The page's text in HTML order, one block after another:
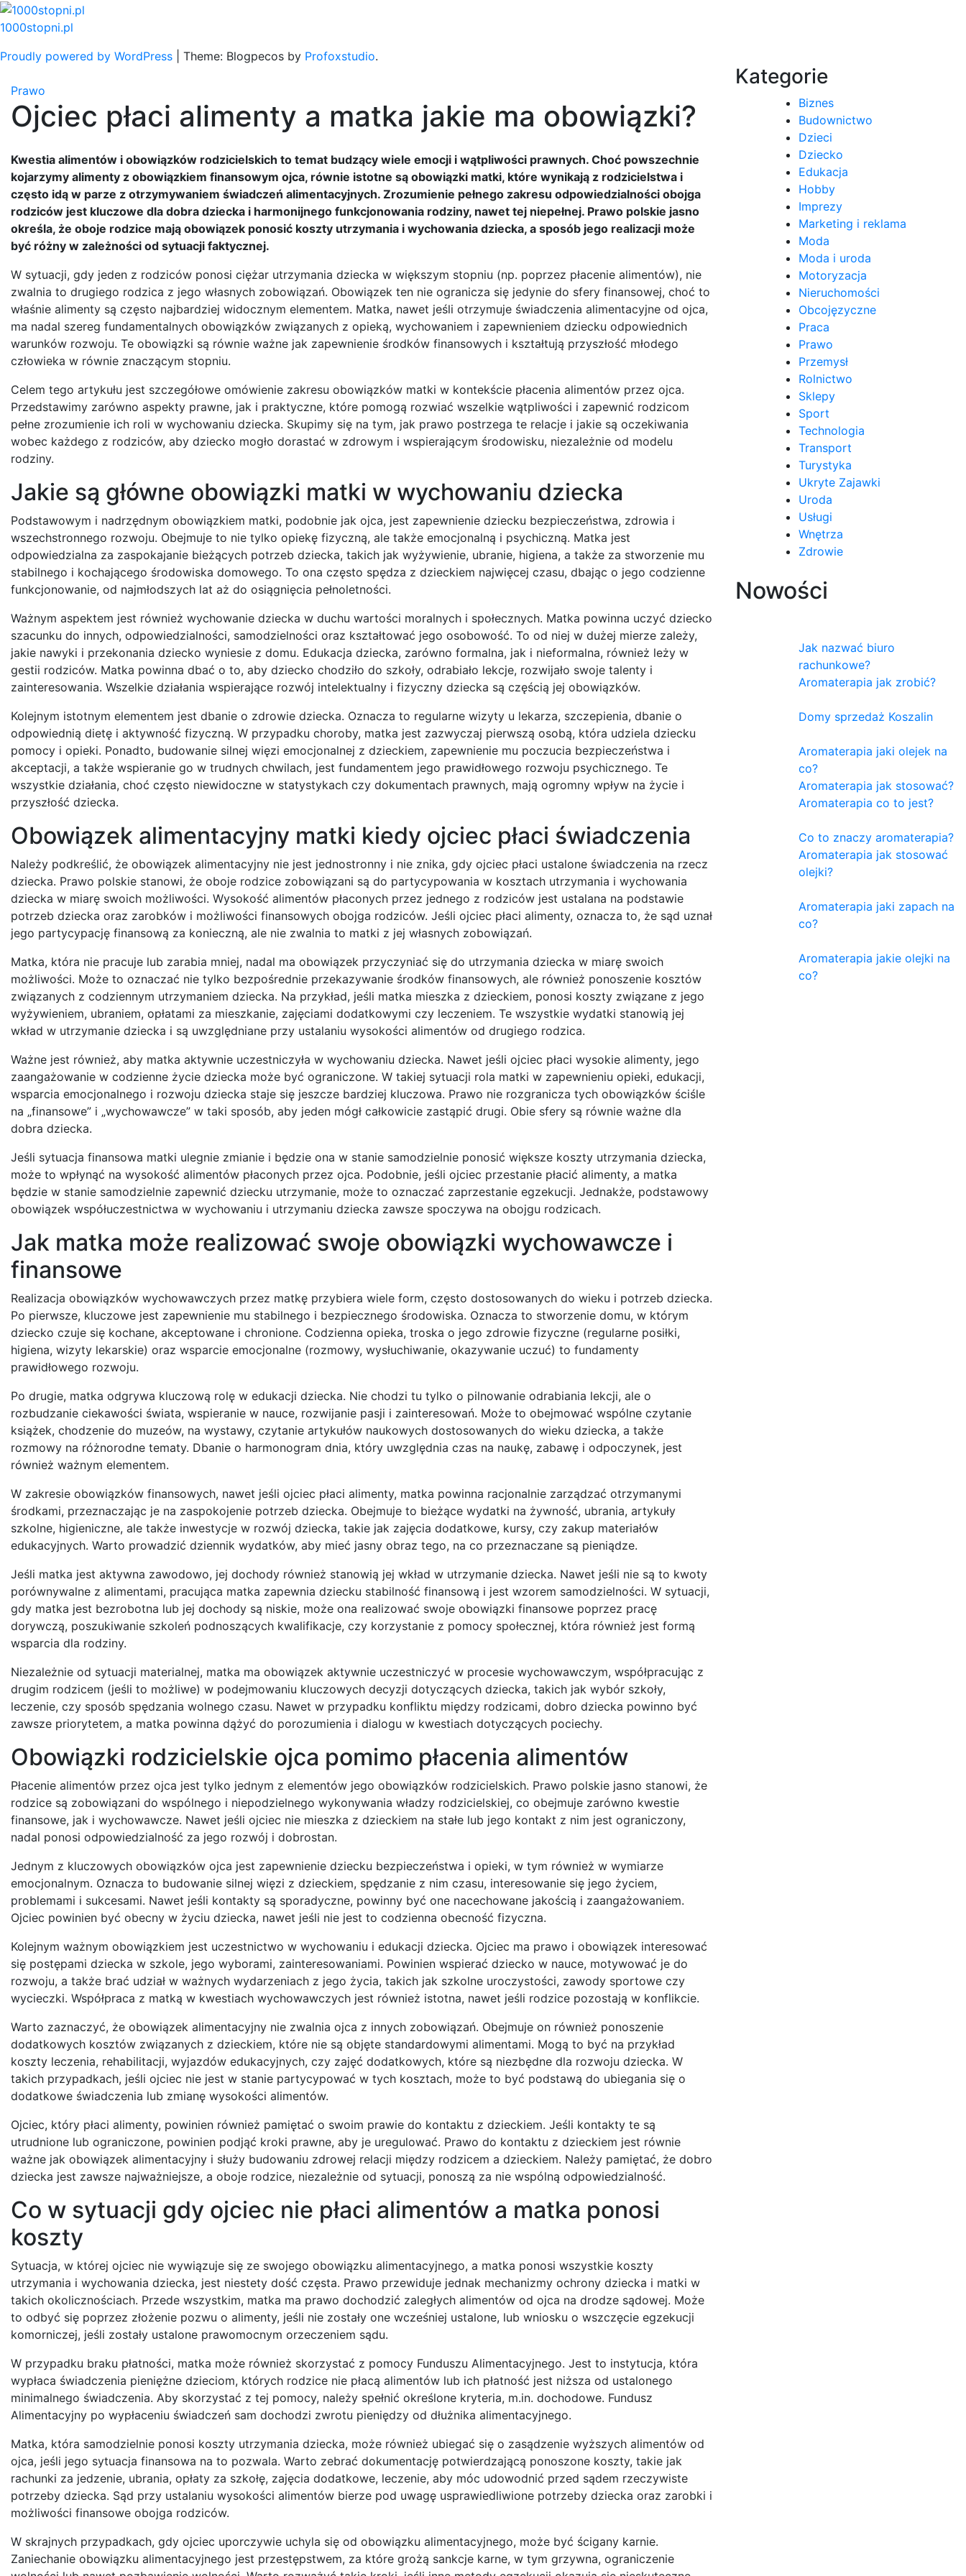
Skip
to
1000stopni.pl
Proudly powered by WordPress
Theme: Blogpecos by Profoxstudio.
Prawo
Ojciec płaci alimenty a matka jakie ma obowiązki?
Kwestia alimentów i obowiązków rodzicielskich to temat budzący wiele emocji i wątpliwości prawnych. Choć powszechnie
kojarzymy alimenty z obowiązkiem finansowym ojca, równie istotne są obowiązki matki, które wynikają z rodzicielstwa i
często idą w parze z otrzymywaniem świadczeń alimentacyjnych. Zrozumienie pełnego zakresu odpowiedzialności obojga
rodziców jest kluczowe dla dobra dziecka i harmonijnego funkcjonowania rodziny, nawet tej niepełnej. Prawo polskie jasno
określa, że oboje rodzice mają obowiązek ponosić koszty utrzymania i wychowania dziecka, a sposób jego realizacji może
być różny w zależności od sytuacji faktycznej.
W sytuacji, gdy jeden z rodziców ponosi ciężar utrzymania dziecka w większym stopniu (np. poprzez płacenie alimentów), nie
zwalnia to drugiego rodzica z jego własnych zobowiązań. Obowiązek ten nie ogranicza się jedynie do sfery finansowej, choć to
właśnie alimenty są często najbardziej widocznym elementem. Matka, nawet jeśli otrzymuje świadczenia alimentacyjne od ojca,
ma nadal szereg fundamentalnych obowiązków związanych z opieką, wychowaniem i zapewnieniem dziecku odpowiednich
warunków rozwoju. Te obowiązki są równie ważne jak zapewnienie środków finansowych i kształtują przyszłość młodego
człowieka w równie znaczącym stopniu.
Celem tego artykułu jest szczegółowe omówienie zakresu obowiązków matki w kontekście płacenia alimentów przez ojca.
Przedstawimy zarówno aspekty prawne, jak i praktyczne, które pomogą rozwiać wszelkie wątpliwości i zapewnić rodzicom
pełne zrozumienie ich roli w wychowaniu dziecka. Skupimy się na tym, jak prawo postrzega te relacje i jakie są oczekiwania
wobec każdego z rodziców, aby dziecko mogło dorastać w zdrowym i wspierającym środowisku, niezależnie od modelu
rodziny.
Jakie są główne obowiązki matki w wychowaniu dziecka
Podstawowym i nadrzędnym obowiązkiem matki, podobnie jak ojca, jest zapewnienie dziecku bezpieczeństwa, zdrowia i
wszechstronnego rozwoju. Obejmuje to nie tylko opiekę fizyczną, ale także emocjonalną i psychiczną. Matka jest
odpowiedzialna za zaspokajanie bieżących potrzeb dziecka, takich jak wyżywienie, ubranie, higiena, a także za stworzenie mu
stabilnego i kochającego środowiska domowego. To ona często spędza z dzieckiem najwięcej czasu, dbając o jego codzienne
funkcjonowanie, od najmłodszych lat aż do osiągnięcia pełnoletności.
Ważnym aspektem jest również wychowanie dziecka w duchu wartości moralnych i społecznych. Matka powinna uczyć dziecko
szacunku do innych, odpowiedzialności, samodzielności oraz kształtować jego osobowość. To od niej w dużej mierze zależy,
jakie nawyki i przekonania dziecko wyniesie z domu. Edukacja dziecka, zarówno formalna, jak i nieformalna, również leży w
gestii rodziców. Matka powinna dbać o to, aby dziecko chodziło do szkoły, odrabiało lekcje, rozwijało swoje talenty i
zainteresowania. Wszelkie działania wspierające rozwój intelektualny i fizyczny dziecka są częścią jej obowiązków.
Kolejnym istotnym elementem jest dbanie o zdrowie dziecka. Oznacza to regularne wizyty u lekarza, szczepienia, dbanie o
odpowiednią dietę i aktywność fizyczną. W przypadku choroby, matka jest zazwyczaj pierwszą osobą, która udziela dziecku
pomocy i opieki. Ponadto, budowanie silnej więzi emocjonalnej z dzieckiem, zapewnienie mu poczucia bezpieczeństwa i
akceptacji, a także wspieranie go w trudnych chwilach, jest fundamentem jego prawidłowego rozwoju psychicznego. Te
wszystkie działania, choć często niewidoczne w statystykach czy dokumentach prawnych, mają ogromny wpływ na życie i
przyszłość dziecka.
Obowiązek alimentacyjny matki kiedy ojciec płaci świadczenia
Należy podkreślić, że obowiązek alimentacyjny nie jest jednostronny i nie znika, gdy ojciec płaci ustalone świadczenia na rzecz
dziecka. Prawo polskie stanowi, że oboje rodzice zobowiązani są do partycypowania w kosztach utrzymania i wychowania
dziecka w miarę swoich możliwości. Wysokość alimentów płaconych przez jednego z rodziców jest ustalana na podstawie
potrzeb dziecka oraz zarobków i możliwości finansowych obojga rodziców. Jeśli ojciec płaci alimenty, oznacza to, że sąd uznał
jego partycypację finansową za konieczną, ale nie zwalnia to matki z jej własnych zobowiązań.
Matka, która nie pracuje lub zarabia mniej, nadal ma obowiązek przyczyniać się do utrzymania dziecka w miarę swoich
możliwości. Może to oznaczać nie tylko bezpośrednie przekazywanie środków finansowych, ale również ponoszenie kosztów
związanych z codziennym utrzymaniem dziecka. Na przykład, jeśli matka mieszka z dzieckiem, ponosi koszty związane z jego
wyżywieniem, ubraniem, opłatami za mieszkanie, zajęciami dodatkowymi czy leczeniem. Te wszystkie wydatki stanowią jej
wkład w utrzymanie dziecka i są uwzględniane przy ustalaniu wysokości alimentów od drugiego rodzica.
Ważne jest również, aby matka aktywnie uczestniczyła w wychowaniu dziecka. Nawet jeśli ojciec płaci wysokie alimenty, jego
zaangażowanie w codzienne życie dziecka może być ograniczone. W takiej sytuacji rola matki w zapewnieniu opieki, edukacji,
wsparcia emocjonalnego i rozwoju dziecka staje się jeszcze bardziej kluczowa. Prawo nie rozgranicza tych obowiązków ściśle
na „finansowe” i „wychowawcze” w taki sposób, aby jeden mógł całkowicie zastąpić drugi. Obie sfery są równie ważne dla
dobra dziecka.
Jeśli sytuacja finansowa matki ulegnie zmianie i będzie ona w stanie samodzielnie ponosić większe koszty utrzymania dziecka,
może to wpłynąć na wysokość alimentów płaconych przez ojca. Podobnie, jeśli ojciec przestanie płacić alimenty, a matka
będzie w stanie samodzielnie zapewnić dziecku utrzymanie, może to oznaczać zaprzestanie egzekucji. Jednakże, podstawowy
obowiązek współuczestnictwa w wychowaniu i utrzymaniu dziecka zawsze spoczywa na obojgu rodzicach.
Jak matka może realizować swoje obowiązki wychowawcze i
finansowe
Realizacja obowiązków wychowawczych przez matkę przybiera wiele form, często dostosowanych do wieku i potrzeb dziecka.
Po pierwsze, kluczowe jest zapewnienie mu stabilnego i bezpiecznego środowiska. Oznacza to stworzenie domu, w którym
dziecko czuje się kochane, akceptowane i chronione. Codzienna opieka, troska o jego zdrowie fizyczne (regularne posiłki,
higiena, wizyty lekarskie) oraz wsparcie emocjonalne (rozmowy, wysłuchiwanie, okazywanie uczuć) to fundamenty
prawidłowego rozwoju.
Po drugie, matka odgrywa kluczową rolę w edukacji dziecka. Nie chodzi tu tylko o pilnowanie odrabiania lekcji, ale o
rozbudzanie ciekawości świata, wspieranie w nauce, rozwijanie pasji i zainteresowań. Może to obejmować wspólne czytanie
książek, chodzenie do muzeów, na wystawy, czytanie artykułów naukowych dostosowanych do wieku dziecka, a także
rozmowy na różnorodne tematy. Dbanie o harmonogram dnia, który uwzględnia czas na naukę, zabawę i odpoczynek, jest
również ważnym elementem.
W zakresie obowiązków finansowych, nawet jeśli ojciec płaci alimenty, matka powinna racjonalnie zarządzać otrzymanymi
środkami, przeznaczając je na zaspokojenie potrzeb dziecka. Obejmuje to bieżące wydatki na żywność, ubrania, artykuły
szkolne, higieniczne, ale także inwestycje w rozwój dziecka, takie jak zajęcia dodatkowe, kursy, czy zakup materiałów
edukacyjnych. Warto prowadzić dziennik wydatków, aby mieć jasny obraz tego, na co przeznaczane są pieniądze.
Jeśli matka jest aktywna zawodowo, jej dochody również stanowią jej wkład w utrzymanie dziecka. Nawet jeśli nie są to kwoty
porównywalne z alimentami, pracująca matka zapewnia dziecku stabilność finansową i jest wzorem samodzielności. W sytuacji,
gdy matka jest bezrobotna lub jej dochody są niskie, może ona realizować swoje obowiązki finansowe poprzez pracę
dorywczą, poszukiwanie szkoleń podnoszących kwalifikacje, czy korzystanie z pomocy społecznej, która również jest formą
wsparcia dla rodziny.
Niezależnie od sytuacji materialnej, matka ma obowiązek aktywnie uczestniczyć w procesie wychowawczym, współpracując z
drugim rodzicem (jeśli to możliwe) w podejmowaniu kluczowych decyzji dotyczących dziecka, takich jak wybór szkoły,
leczenie, czy sposób spędzania wolnego czasu. Nawet w przypadku konfliktu między rodzicami, dobro dziecka powinno być
zawsze priorytetem, a matka powinna dążyć do porozumienia i dialogu w kwestiach dotyczących pociechy.
Obowiązki rodzicielskie ojca pomimo płacenia alimentów
Płacenie alimentów przez ojca jest tylko jednym z elementów jego obowiązków rodzicielskich. Prawo polskie jasno stanowi, że
rodzice są zobowiązani do wspólnego i niepodzielnego wykonywania władzy rodzicielskiej, co obejmuje zarówno kwestie
finansowe, jak i wychowawcze. Nawet jeśli ojciec nie mieszka z dzieckiem na stałe lub jego kontakt z nim jest ograniczony,
nadal ponosi odpowiedzialność za jego rozwój i dobrostan.
Jednym z kluczowych obowiązków ojca jest zapewnienie dziecku bezpieczeństwa i opieki, w tym również w wymiarze
emocjonalnym. Oznacza to budowanie silnej więzi z dzieckiem, spędzanie z nim czasu, interesowanie się jego życiem,
problemami i sukcesami. Nawet jeśli kontakty są sporadyczne, powinny być one nacechowane jakością i zaangażowaniem.
Ojciec powinien być obecny w życiu dziecka, nawet jeśli nie jest to codzienna obecność fizyczna.
Kolejnym ważnym obowiązkiem jest uczestnictwo w wychowaniu i edukacji dziecka. Ojciec ma prawo i obowiązek interesować
się postępami dziecka w szkole, jego wyborami, zainteresowaniami. Powinien wspierać dziecko w nauce, motywować je do
rozwoju, a także brać udział w ważnych wydarzeniach z jego życia, takich jak szkolne uroczystości, zawody sportowe czy
wycieczki. Współpraca z matką w kwestiach wychowawczych jest również istotna, nawet jeśli rodzice pozostają w konflikcie.
Warto zaznaczyć, że obowiązek alimentacyjny nie zwalnia ojca z innych zobowiązań. Obejmuje on również ponoszenie
dodatkowych kosztów związanych z dzieckiem, które nie są objęte standardowymi alimentami. Mogą to być na przykład
koszty leczenia, rehabilitacji, wyjazdów edukacyjnych, czy zajęć dodatkowych, które są niezbędne dla rozwoju dziecka. W
takich przypadkach, jeśli ojciec nie jest w stanie partycypować w tych kosztach, może to być podstawą do ubiegania się o
dodatkowe świadczenia lub zmianę wysokości alimentów.
Ojciec, który płaci alimenty, powinien również pamiętać o swoim prawie do kontaktu z dzieckiem. Jeśli kontakty te są
utrudnione lub ograniczone, powinien podjąć kroki prawne, aby je uregulować. Prawo do kontaktu z dzieckiem jest równie
ważne jak obowiązek alimentacyjny i służy budowaniu zdrowej relacji między rodzicem a dzieckiem. Należy pamiętać, że dobro
dziecka jest zawsze najważniejsze, a oboje rodzice, niezależnie od sytuacji, ponoszą za nie wspólną odpowiedzialność.
Co w sytuacji gdy ojciec nie płaci alimentów a matka ponosi
koszty
Sytuacja, w której ojciec nie wywiązuje się ze swojego obowiązku alimentacyjnego, a matka ponosi wszystkie koszty
utrzymania i wychowania dziecka, jest niestety dość częsta. Prawo przewiduje jednak mechanizmy ochrony dziecka i matki w
takich okolicznościach. Przede wszystkim, matka ma prawo dochodzić zaległych alimentów od ojca na drodze sądowej. Może
to odbyć się poprzez złożenie pozwu o alimenty, jeśli nie zostały one wcześniej ustalone, lub wniosku o wszczęcie egzekucji
komorniczej, jeśli zostały ustalone prawomocnym orzeczeniem sądu.
W przypadku braku płatności, matka może również skorzystać z pomocy Funduszu Alimentacyjnego. Jest to instytucja, która
wypłaca świadczenia pieniężne dzieciom, których rodzice nie płacą alimentów lub ich płatność jest niższa od ustalonego
minimalnego świadczenia. Aby skorzystać z tej pomocy, należy spełnić określone kryteria, m.in. dochodowe. Fundusz
Alimentacyjny po wypłaceniu świadczeń sam dochodzi zwrotu pieniędzy od dłużnika alimentacyjnego.
Matka, która samodzielnie ponosi koszty utrzymania dziecka, może również ubiegać się o zasądzenie wyższych alimentów od
ojca, jeśli jego sytuacja finansowa na to pozwala. Warto zebrać dokumentację potwierdzającą ponoszone koszty, takie jak
rachunki za jedzenie, ubrania, opłaty za szkołę, zajęcia dodatkowe, leczenie, aby móc udowodnić przed sądem rzeczywiste
potrzeby dziecka. Sąd przy ustalaniu wysokości alimentów bierze pod uwagę usprawiedliwione potrzeby dziecka oraz zarobki i
możliwości finansowe obojga rodziców.
W skrajnych przypadkach, gdy ojciec uporczywie uchyla się od obowiązku alimentacyjnego, może być ścigany karnie.
Zaniechanie obowiązku alimentacyjnego jest przestępstwem, za które grożą sankcje karne, w tym grzywna, ograniczenie
Kategorie
Biznes
Budownictwo
Dzieci
Dziecko
Edukacja
Hobby
Imprezy
Marketing i reklama
Moda
Moda i uroda
Motoryzacja
Nieruchomości
Obcojęzyczne
Praca
Prawo
Przemysł
Rolnictwo
Sklepy
Sport
Technologia
Transport
Turystyka
Ukryte Zajawki
Uroda
Usługi
Wnętrza
Zdrowie
Nowości
Jak nazwać biuro
rachunkowe?
Aromaterapia jak zrobić?
Domy sprzedaż Koszalin
Aromaterapia jaki olejek na
co?
Aromaterapia jak stosować?
Aromaterapia co to jest?
Co to znaczy aromaterapia?
Aromaterapia jak stosować
olejki?
Aromaterapia jaki zapach na
co?
Aromaterapia jakie olejki na
co?